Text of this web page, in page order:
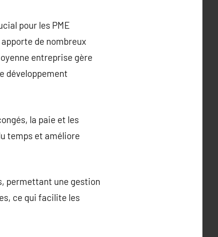
pour les PME
de nombreux
entreprise gère
développement
la paie et les
temps et améliore
permettant une gestion
ce qui facilite les